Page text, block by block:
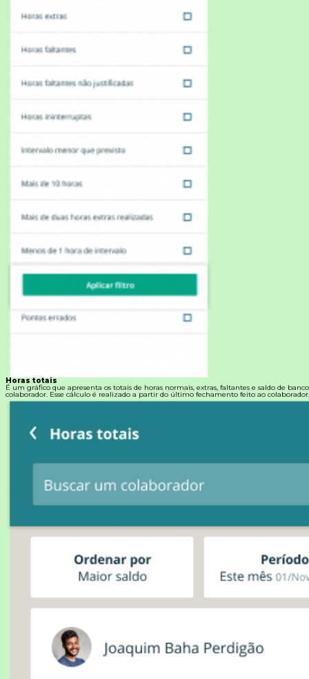
Horas totais
É um gráfico que apresenta os totais de horas normais, extras, faltantes e saldo de
colaborador. Esse cálculo é realizado a partir do último fechamento feito ao colaborador.